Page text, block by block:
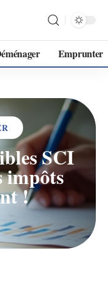
Emprunter
SCI
impôts
!